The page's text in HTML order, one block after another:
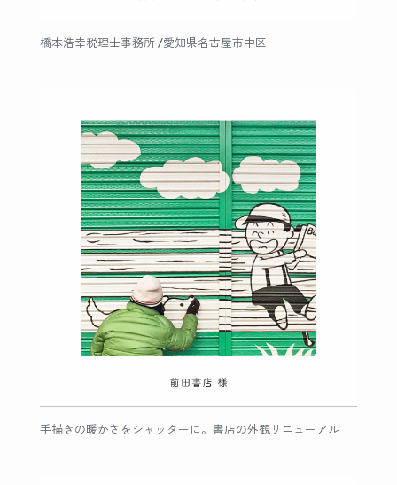
橋本浩幸税理士事務所 /愛知県名古屋市中区
手描きの暖かさをシャッターに。書店の外観リニューアル